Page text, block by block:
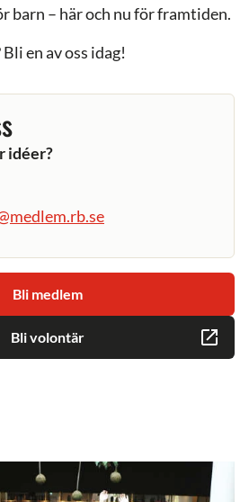
barn – här och nu för framtiden.
en av oss idag!
idéer?
Bli medlem
Bli volontär